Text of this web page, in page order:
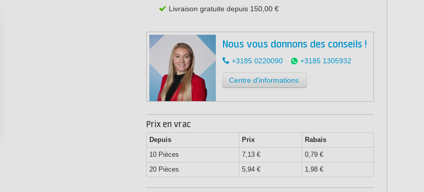
Livraison gratuite depuis 150,00 €
Nous vous donnons des conseils !
+3185 0220090 +3185 1305932
Centre d'informations
Prix en vrac
Depuis Prix
Rabais
10 Pièces
7,13 €
0,79 €
20 Pièces
5,94 € 1,98 €